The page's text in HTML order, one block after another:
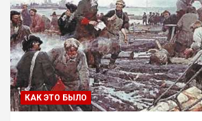
КАК ЭТО БЫЛО